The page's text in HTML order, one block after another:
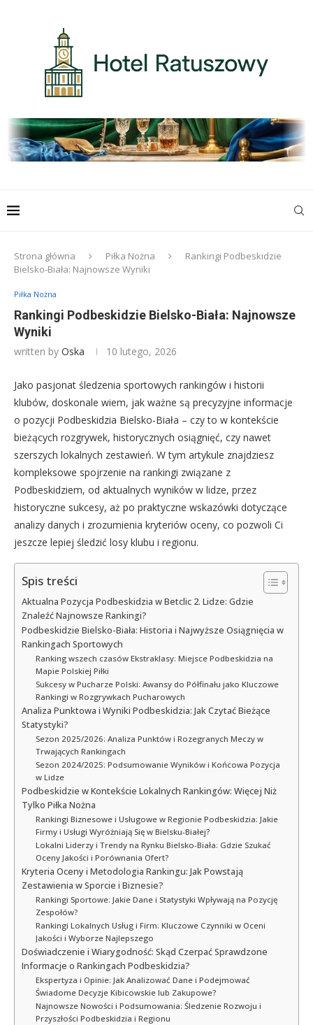
Strona główna Piłka Nożna
Rankingi Podbeskidzie
Bielsko-Biała: Najnowsze Wyniki
Piłka Nożna
Rankingi Podbeskidzie Bielsko-Biała: Najnowsze
Wyniki
written by Oska 10 lutego, 2026
Jako pasjonat śledzenia sportowych rankingów i historii
klubów, doskonale wiem, jak ważne są precyzyjne informacje
o pozycji Podbeskidzia Bielsko-Biała – czy to w kontekście
bieżących rozgrywek, historycznych osiągnięć, czy nawet
szerszych lokalnych zestawień. W tym artykule znajdziesz
kompleksowe spojrzenie na rankingi związane z
Podbeskidziem, od aktualnych wyników w lidze, przez
historyczne sukcesy, aż po praktyczne wskazówki dotyczące
analizy danych i zrozumienia kryteriów oceny, co pozwoli Ci
jeszcze lepiej śledzić losy klubu i regionu.
Spis treści
Aktualna Pozycja Podbeskidzia w Betclic 2. Lidze: Gdzie
Znaleźć Najnowsze Rankingi?
Podbeskidzie Bielsko-Biała: Historia i Najwyższe Osiągnięcia w
Rankingach Sportowych
Ranking wszech czasów Ekstraklasy: Miejsce Podbeskidzia na
Mapie Polskiej Piłki
Sukcesy w Pucharze Polski: Awansy do Półfinału jako Kluczowe
Rankingi w Rozgrywkach Pucharowych
Analiza Punktowa i Wyniki Podbeskidzia: Jak Czytać Bieżące
Statystyki?
Sezon 2025/2026: Analiza Punktów i Rozegranych Meczy w
Trwających Rankingach
Sezon 2024/2025: Podsumowanie Wyników i Końcowa Pozycja
w Lidze
Podbeskidzie w Kontekście Lokalnych Rankingów: Więcej Niż
Tylko Piłka Nożna
Rankingi Biznesowe i Usługowe w Regionie Podbeskidzia: Jakie
Firmy i Usługi Wyróżniają Się w Bielsku-Białej?
Lokalni Liderzy i Trendy na Rynku Bielsko-Biała: Gdzie Szukać
Oceny Jakości i Porównania Ofert?
Kryteria Oceny i Metodologia Rankingu: Jak Powstają
Zestawienia w Sporcie i Biznesie?
Rankingi Sportowe: Jakie Dane i Statystyki Wpływają na Pozycję
Zespołów?
Rankingi Lokalnych Usług i Firm: Kluczowe Czynniki w Oceni
Jakości i Wyborze Najlepszego
Doświadczenie i Wiarygodność: Skąd Czerpać Sprawdzone
Informacje o Rankingach Podbeskidzia?
Ekspertyza i Opinie: Jak Analizować Dane i Podejmować
Świadome Decyzje Kibicowskie lub Zakupowe?
Najnowsze Nowości i Podsumowania: Śledzenie Rozwoju i
Przyszłości Podbeskidzia i Regionu